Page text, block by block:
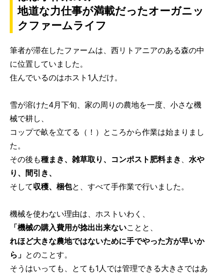
地道な力仕事が満載だったオーガニッ
クファームライフ
筆者が滞在したファームは、西リトアニアのある森の中
に位置していました。
住んでいるのはホスト1人だけ。
雪が溶けた4月下旬、家の周りの農地を一度、小さな機
械で耕し、
コップで畝を立てる（！）ところから作業は始まりまし
た。
その後も種まき、雑草取り、コンポスト肥料まき
水や
り、間引き、
そして収穫、梱包と、すべて手作業で行いました。
機械を使わない理由は、ホストいわく、
「機械の購入費用が捻出出来ないことと、
れほど大きな農地ではないために手でやった方が早いか
ら」 とのことす。
そうはいっても、とても1人では管理できる大きさではあ